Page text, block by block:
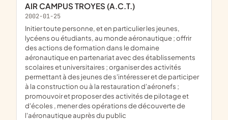
AIR CAMPUS TROYES (A.C.T.)
2002-01-25
initier toute personne, et en particulier les jeunes,
lycéens ou étudiants, au monde aéronautique ; offrir
des actions de formation dans le domaine
aéronautique en partenariat avec des établissements
scolaires et universitaires ; organiser des activités
permettant à des jeunes de s'intéresser et de participer
à la construction ou à la restauration d'aéronefs ;
promouvoir et proposer des activités de pilotage et
d'écoles , mener des opérations de découverte de
l'aéronautique auprès du public